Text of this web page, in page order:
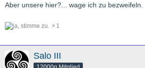
Aber unsere hier?... wage ich zu bezweifeln.
1
Salo III